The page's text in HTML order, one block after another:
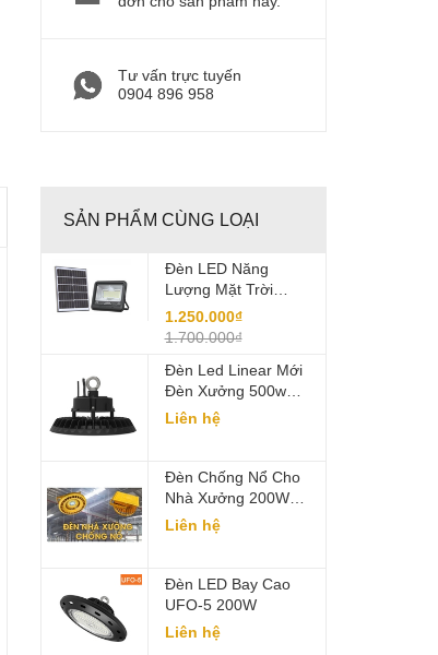
Tư vấn trực tuyến
0904 896 958
SẢN PHẨM CÙNG LOẠI
Đèn LED Năng
Lượng Mặt Trời
Công Suất 600W
LCC-SAR600
1.250.000₫
1.700.000₫
Đèn Led Linear Mới
Đèn Xưởng 500w
LCC-W400V2
Liên hệ
Đèn Chống Nổ Cho
Nhà Xưởng 200W
LCC-CN200
Liên hệ
Đèn LED Bay Cao
UFO-5 200W
Liên hệ